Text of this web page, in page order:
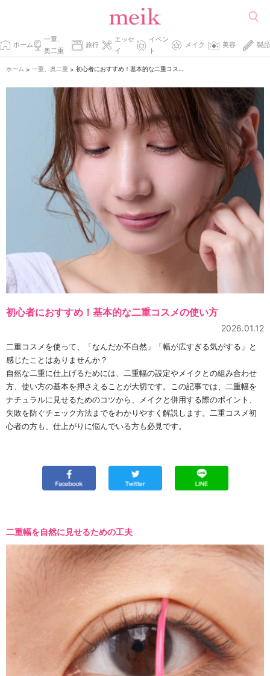
ホーム
一重、
奥二重
旅行
エッセ
イ
イベン
ト
メイク 美容 製品
ホーム > 一重、奥二重 > 初心者におすすめ！基本的な二重コスメの使い方
初心者におすすめ！基本的な二重コスメの使い方
2026.01.12
二重コスメを使って、「なんだか不自然」「幅が広すぎる気がする」と
感じたことはありませんか？
自然な二重に仕上げるためには、二重幅の設定やメイクとの組み合わせ
方、使い方の基本を押さえることが大切です。この記事では、二重幅を
ナチュラルに見せるためのコツから、メイクと併用する際のポイント、
失敗を防ぐチェック方法までをわかりやすく解説します。二重コスメ初
心者の方も、仕上がりに悩んでいる方も必見です。
二重幅を自然に見せるための工夫